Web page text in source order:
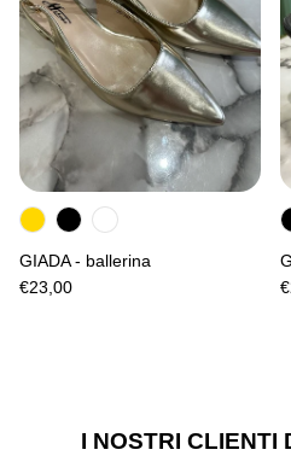
GIADA - ballerina
€23,00
I NOSTRI CLIENTI